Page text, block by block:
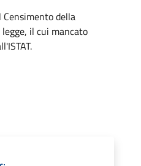
della
il cui mancato